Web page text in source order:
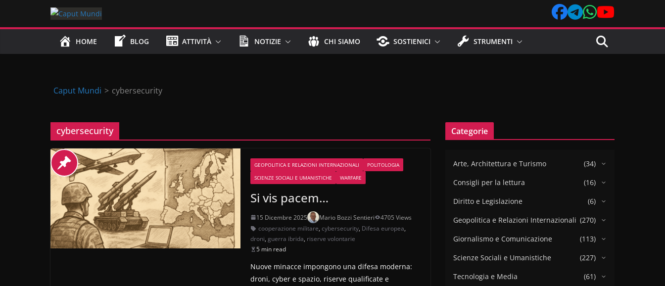
HOME BLOG ATTIVITÀ NOTIZIE CHI SIAMO SOSTIENICI STRUMENTI
Caput Mundi > cybersecurity
cybersecurity
GEOPOLITICA E RELAZIONI INTERNAZIONALI
POLITOLOGIA
SCIENZE SOCIALI E UMANISTICHE
WARFARE
Si vis pacem…
15 Dicembre 2025 Mario Bozzi Sentieri
4705 Views
cooperazione militare, cybersecurity, Difesa europea,
droni, guerra ibrida, riserve volontarie
5 min read
Nuove minacce impongono una difesa moderna:
droni, cyber e spazio, riserve qualificate e
Categorie
Arte, Architettura e Turismo
(34)
Consigli per la lettura
(16)
Diritto e Legislazione
(6)
Geopolitica e Relazioni Internazionali (270)
Giornalismo e Comunicazione
(113)
Scienze Sociali e Umanistiche
(227)
Tecnologia e Media
(61)